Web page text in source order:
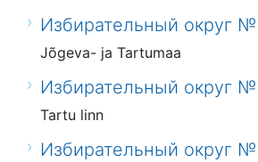
Избирательный округ
Jõgeva- ja Tartumaa
Избирательный округ №
Tartu linn
Избирательный округ №